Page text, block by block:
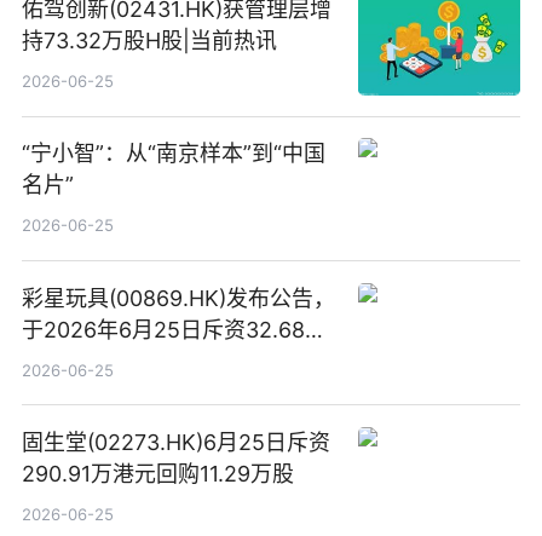
佑驾创新(02431.HK)获管理层增
持73.32万股H股|当前热讯
2026-06-25
“宁小智”：从“南京样本”到“中国
名片”
2026-06-25
彩星玩具(00869.HK)发布公告，
于2026年6月25日斥资32.68万
港元回购68.4万股|焦点速讯
2026-06-25
固生堂(02273.HK)6月25日斥资
290.91万港元回购11.29万股
2026-06-25